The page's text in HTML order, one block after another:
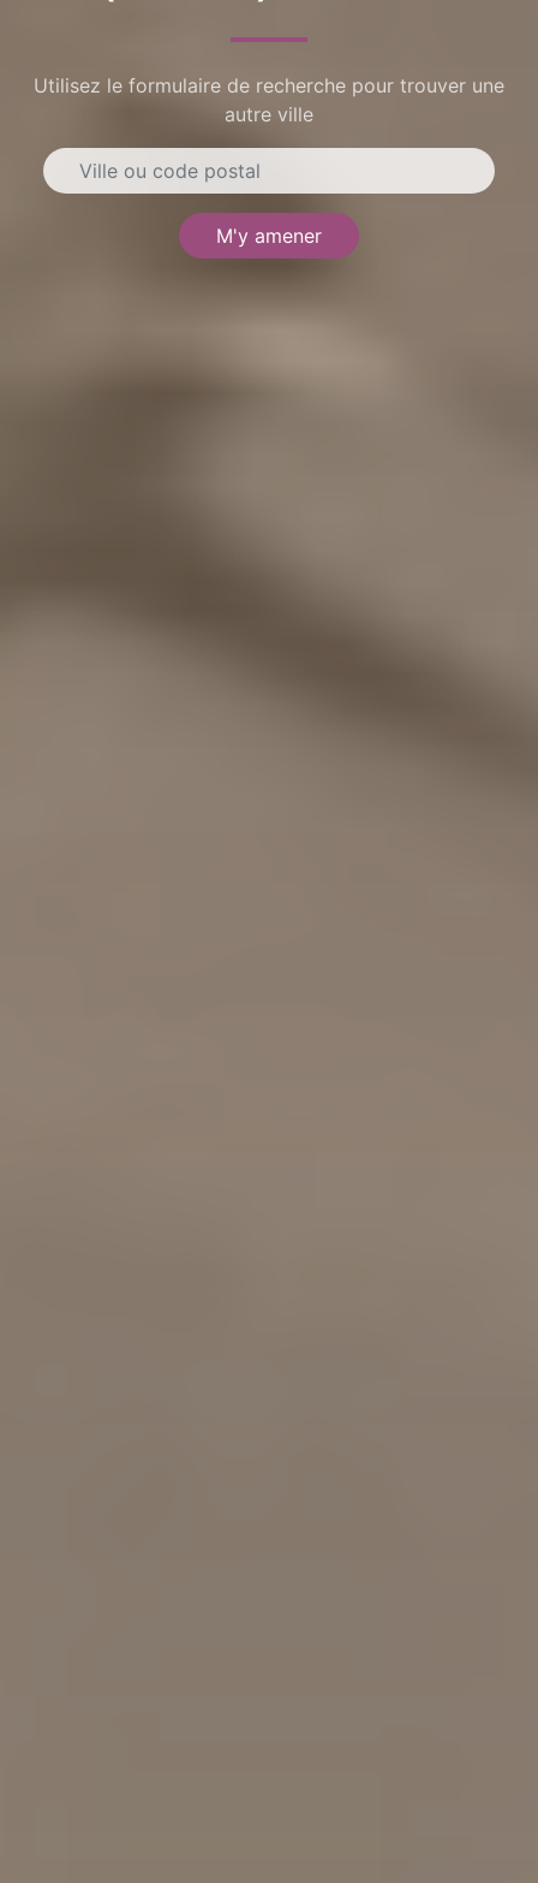
Utilisez le formulaire de recherche pour trouver une
autre ville
M'y amener